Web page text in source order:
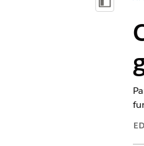
Mostrar